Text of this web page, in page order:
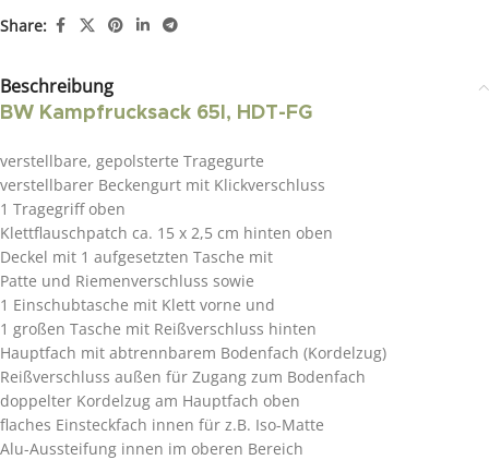
Share:
Beschreibung
BW Kampfrucksack 65l, HDT-FG
verstellbare, gepolsterte Tragegurte
verstellbarer Beckengurt mit Klickverschluss
1 Tragegriff oben
Klettflauschpatch ca. 15 x 2,5 cm hinten oben
Deckel mit 1 aufgesetzten Tasche mit
Patte und Riemenverschluss sowie
1 Einschubtasche mit Klett vorne und
1 großen Tasche mit Reißverschluss hinten
Hauptfach mit abtrennbarem Bodenfach (Kordelzug)
Reißverschluss außen für Zugang zum Bodenfach
doppelter Kordelzug am Hauptfach oben
flaches Einsteckfach innen für z.B. Iso-Matte
Alu-Aussteifung innen im oberen Bereich